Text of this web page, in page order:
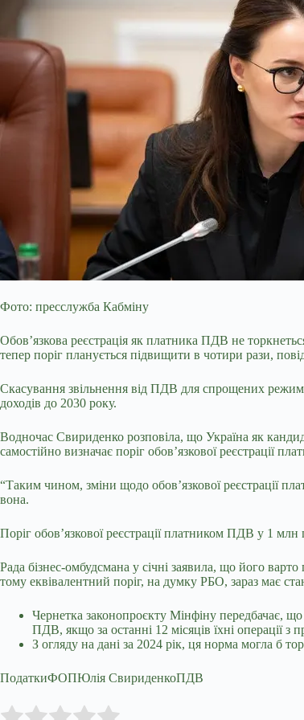
Фото: пресслужба Кабміну
Обов’язкова реєстрація як платника ПДВ не
тепер поріг планується підвищити в чотири рази,
Скасування звільнення від ПДВ для спрощених
доходів до 2030 року.
Водночас Свириденко розповіла, що Україна як
самостійно визначає поріг обов’язкової реєстрації
“Таким чином, зміни щодо обов’язкової реєстрації
вона.
Поріг обов’язкової реєстрації платником ПДВ у 1
Рада бізнес-омбудсмана у січні заявила, що його
тому еквівалентний поріг, на думку РБО, зараз має
Чернетка законопроєкту Мінфіну передбачає,
ПДВ, якщо за останні 12 місяців їхні операції
З огляду на дані за 2024 рік, ця норма могла б
ПодаткиФОПЮлія СвириденкоПДВ
Rate this item: